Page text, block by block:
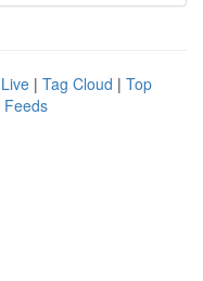
Live | Tag Cloud | Top
Feeds